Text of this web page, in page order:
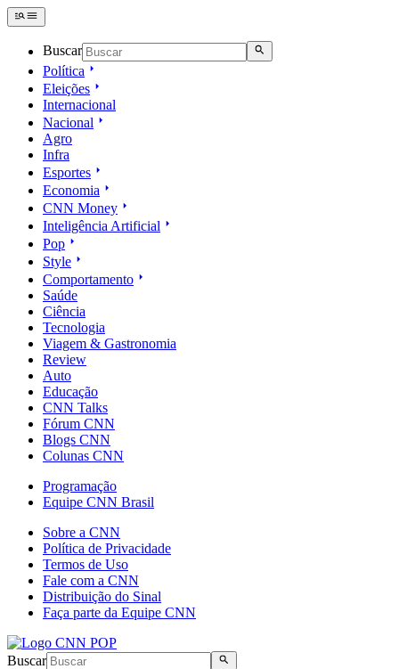
Buscar
Política
Eleições
Internacional
Nacional
Agro
Infra
Esportes
Economia
CNN Money
Inteligência Artificial
Pop
Style
Comportamento
Saúde
Ciência
Tecnologia
Viagem & Gastronomia
Review
Auto
Educação
CNN Talks
Fórum CNN
Blogs CNN
Colunas CNN
Programação
Equipe CNN Brasil
Sobre a CNN
Política de Privacidade
Termos de Uso
Fale com a CNN
Distribuição do Sinal
Faça parte da Equipe CNN
Buscar